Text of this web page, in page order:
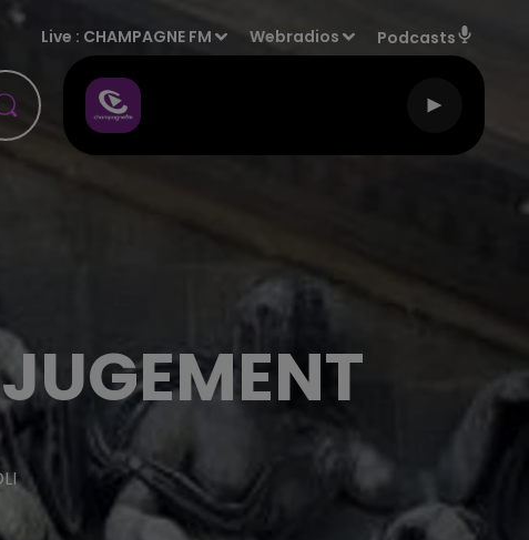
Live : CHAMPAGNE FM Webradios Podcasts